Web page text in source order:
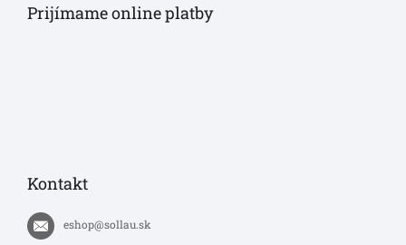
Prijímame online platby
Kontakt
eshop@sollau.sk